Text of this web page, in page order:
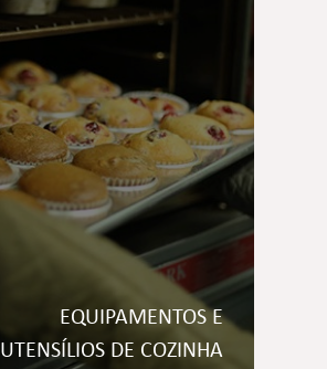
EQUIPAMENTOS E
UTENSÍLIOS DE COZINHA